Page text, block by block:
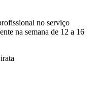
no serviço
na semana de 12 a 16